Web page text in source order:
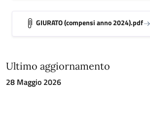
GIURATO (compensi anno 2024).pdf
Ultimo aggiornamento
28 Maggio 2026